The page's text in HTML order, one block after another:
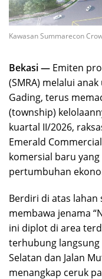
Kawasan Summarecon
Bekasi — Emiten
(SMRA) melalui
Gading, terus
(township)
kuartal II/2026,
Emerald
komersial baru
pertumbuhan
Berdiri di atas lahan
membawa jenama
ini diplot di area
terhubung langsung
Selatan dan Jalan
menangkap ceruk